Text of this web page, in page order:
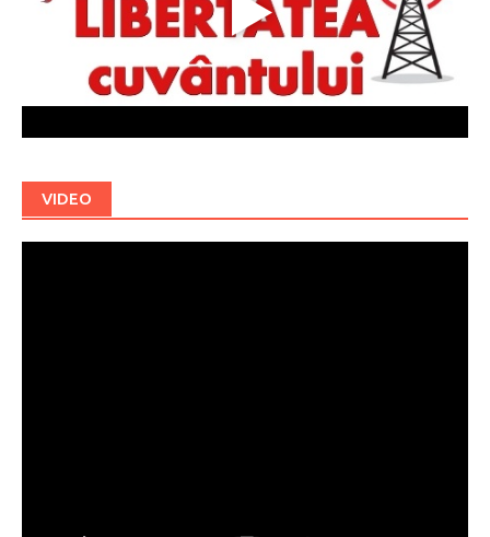
VIDEO